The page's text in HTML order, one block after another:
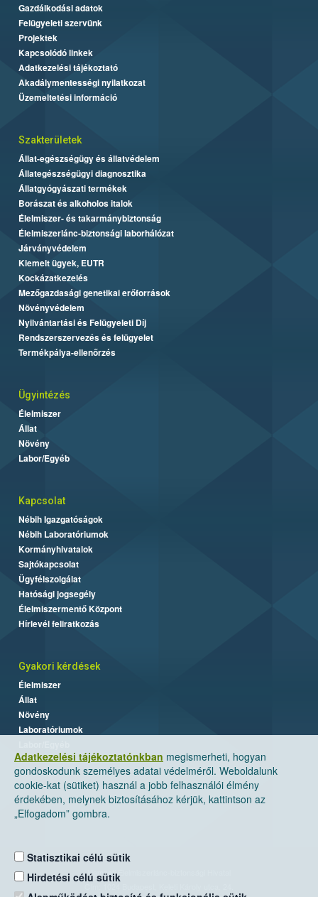
Adatkezelési tájékoztatónkban megismerheti, hogyan
gondoskodunk személyes adatai védelméről. Weboldalunk
cookie-kat (sütiket) használ a jobb felhasználói élmény
érdekében, melynek biztosításához kérjük, kattintson az
„Elfogadom” gombra.
Statisztikai célú sütik
Hirdetési célú sütik
Gazdálkodási adatok
Felügyeleti szervünk
Projektek
Kapcsolódó linkek
Adatkezelési tájékoztató
Akadálymentességi nyilatkozat
Üzemeltetési információ
Szakterületek
Állat-egészségügy és állatvédelem
Állategészségügyi diagnosztika
Állatgyógyászati termékek
Borászat és alkoholos italok
Élelmiszer- és takarmánybiztonság
Élelmiszerlánc-biztonsági laborhálózat
Járványvédelem
Kiemelt ügyek, EUTR
Kockázatkezelés
Mezőgazdasági genetikai erőforrások
Növényvédelem
Nyilvántartási és Felügyeleti Díj
Rendszerszervezés és felügyelet
Termékpálya-ellenőrzés
Ügyintézés
Élelmiszer
Állat
Növény
Labor/Egyéb
Kapcsolat
Nébih Igazgatóságok
Nébih Laboratóriumok
Kormányhivatalok
Sajtókapcsolat
Ügyfélszolgálat
Hatósági jogsegély
Élelmiszermentő Központ
Hírlevél feliratkozás
Gyakori kérdések
Élelmiszer
Állat
Növény
Laboratóriumok
Nemzeti Élelmiszerlánc-biztonsági Hivatal